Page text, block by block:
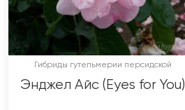
Гибриды гутельмерии персидской
Энджел Айс (Eyes for You)